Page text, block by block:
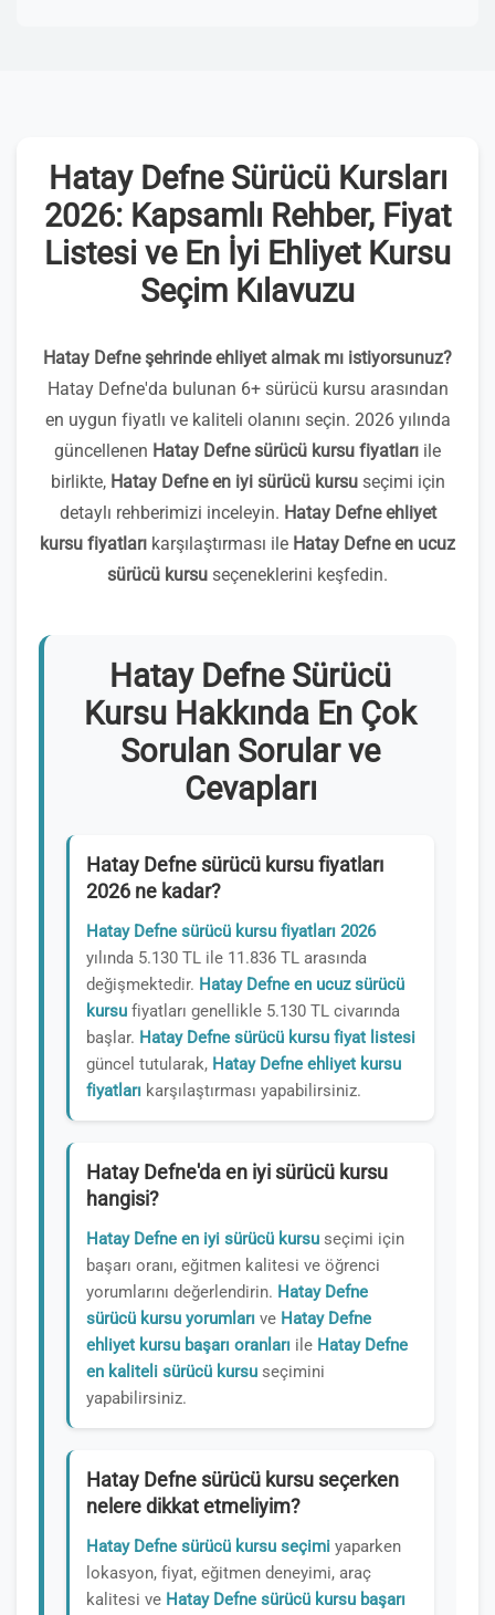
Hatay Defne Sürücü Kursları
2026: Kapsamlı Rehber, Fiyat
Listesi ve En İyi Ehliyet Kursu
Seçim Kılavuzu
Hatay Defne şehrinde ehliyet almak mı istiyorsunuz?
Hatay Defne'da bulunan 6+ sürücü kursu arasından
en uygun fiyatlı ve kaliteli olanını seçin. 2026 yılında
güncellenen Hatay Defne sürücü kursu fiyatları ile
birlikte, Hatay Defne en iyi sürücü kursuseçimi için
detaylı rehberimizi inceleyin. Hatay Defne ehliyet
kursu fiyatları karşılaştırması ile Hatay Defne en ucuz
sürücü kursu seçeneklerini keşfedin.
Hatay Defne Sürücü
Kursu Hakkında En Çok
Sorulan Sorular ve
Cevapları
Hatay Defne sürücü kursu fiyatları
2026 ne kadar?
Hatay Defne sürücü kursu fiyatları 2026
yılında 5.130 TL ile 11.836 TL arasında
değişmektedir. Hatay Defne en ucuz sürücü
kursu fiyatları genellikle 5.130 TL civarında
başlar. Hatay Defne sürücü kursu fiyat listesi
güncel tutularak, Hatay Defne ehliyet kursu
fiyatları karşılaştırması yapabilirsiniz.
Hatay Defne'da en iyi sürücü kursu
hangisi?
Hatay Defne en iyi sürücü kursu seçimi için
başarı oranı, eğitmen kalitesi ve öğrenci
yorumlarını değerlendirin. Hatay Defne
sürücü kursu yorumları ve Hatay Defne
ehliyet kursu başarı oranları ile Hatay Defne
en kaliteli sürücü kursu seçimini
yapabilirsiniz.
Hatay Defne sürücü kursu seçerken
nelere dikkat etmeliyim?
Hatay Defne sürücü kursu seçimi yaparken
lokasyon, fiyat, eğitmen deneyimi, araç
kalitesi ve Hatay Defne sürücü kursu başarı